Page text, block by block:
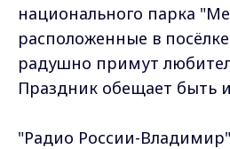
национального парка
расположенные в
радушно примут
Праздник обещает быть
"Радио России-Владимир"